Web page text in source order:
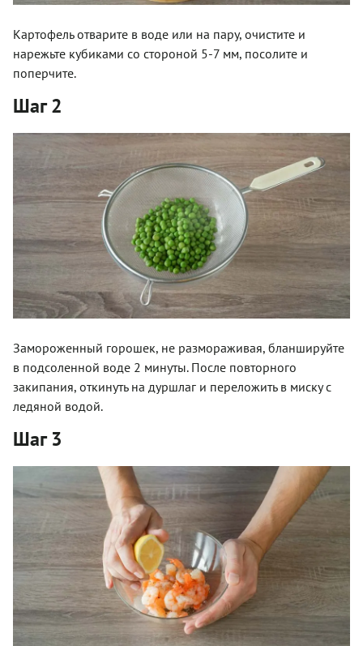
Картофель отварите в воде или на пару, очистите и
нарежьте кубиками со стороной 5-7 мм, посолите и
поперчите.
Шаг 2
Замороженный горошек, не размораживая, бланшируйте
в подсоленной воде 2 минуты. После повторного
закипания, откинуть на дуршлаг и переложить в миску с
ледяной водой.
Шаг 3